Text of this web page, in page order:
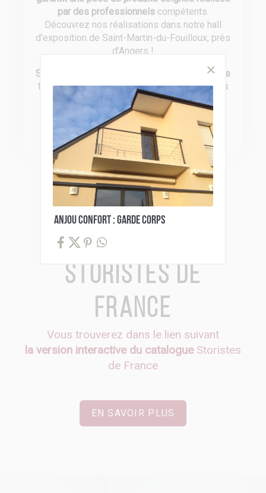
par des professionnelscompétents.
Découvrez nos réalisations dans notre hall
d’exposition de Saint-Martin-du-Fouilloux, près
d’Angers !
Soucieux de vous offrir le meilleur en terme de
fiabilité, nous travaillons avec despartenaires
reconnus pour leurs produits de qualité
Somfy, Bel’M, Fybolia, Gypass, Profils
Systèmes, Siaco France et CAME.
Catalogues
Storistes de
France
Vous trouverez dans le lien suivant
la version interactive du catalogueStoristes
de France
EN SAVOIR PLUS
ANJOU CONFORT : GARDE CORPS